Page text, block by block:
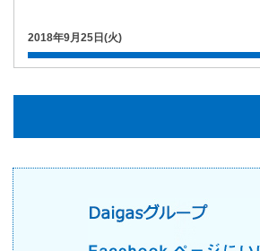
2018年9月25日(火)